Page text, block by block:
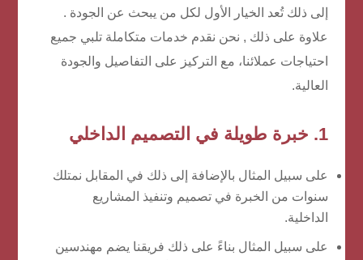
إلى ذلك تُعد الخيار الأول لكل من يبحث عن الجودة .
علاوة على ذلك , نحن نقدم خدمات متكاملة تلبي جميع
احتياجات عملائنا، مع التركيز على التفاصيل والجودة
العالية.
1. خبرة طويلة في التصميم الداخلي
على سبيل المثال بالإضافة إلى ذلك في المقابل نمتلك
سنوات من الخبرة في تصميم وتنفيذ المشاريع
الداخلية.
على سبيل المثال بناءً على ذلك فريقنا يضم مهندسين